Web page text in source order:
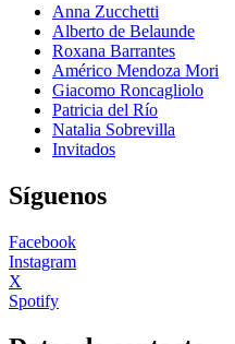
Anna Zucchetti
Alberto de Belaunde
Roxana Barrantes
Américo Mendoza Mori
Giacomo Roncagliolo
Patricia del Río
Natalia Sobrevilla
Invitados
Síguenos
Facebook
Instagram
X
Spotify